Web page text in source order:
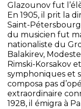
Glazounov fut
En 1905, il prit la
Saint-
du musicien fut
nationaliste du
Balakirev,
Rimski-Korsakov
symphoniques et
composa pas
extraordinaire
1928, il émigra à